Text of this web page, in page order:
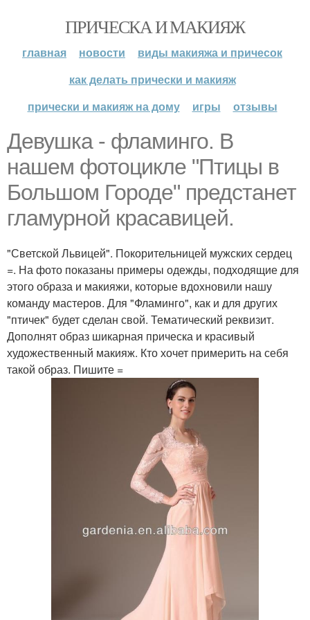
ПРИЧЕСКА И МАКИЯЖ
главная новости
виды макияжа и причесок
как делать прически и макияж
прически и макияж на дому
игры отзывы
Девушка - фламинго. В
нашем фотоцикле "Птицы в
Большом Городе" предстанет
гламурной красавицей.
"Светской Львицей". Покорительницей мужских сердец
=. На фото показаны примеры одежды, подходящие для
этого образа и макияжи, которые вдохновили нашу
команду мастеров. Для "Фламинго", как и для других
"птичек" будет сделан свой. Тематический реквизит.
Дополнят образ шикарная прическа и красивый
художественный макияж. Кто хочет примерить на себя
такой образ. Пишите =